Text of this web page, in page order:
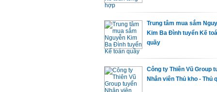
Trung tâm mua sắm
Kim Ba Đình tuyển Kế
quầy
Công ty Thiên Vũ Group
Nhân viên Thủ kho - Thủ